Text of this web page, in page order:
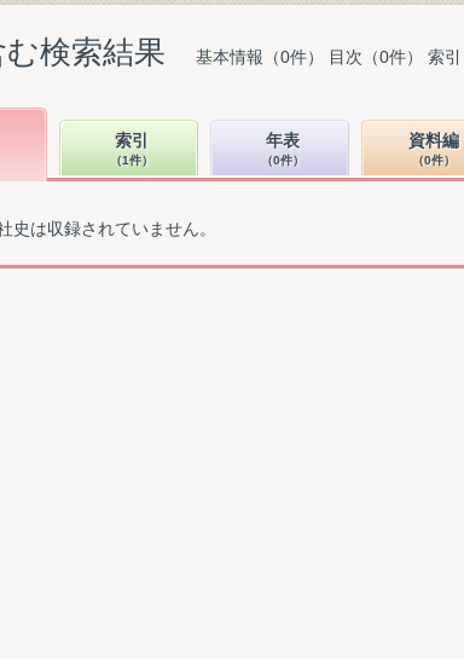
検索結果 基本情報（0件） 目次（0件） 索
索引
（1件）
年表
（0件）
資料編
（0件）
史は収録されていません。